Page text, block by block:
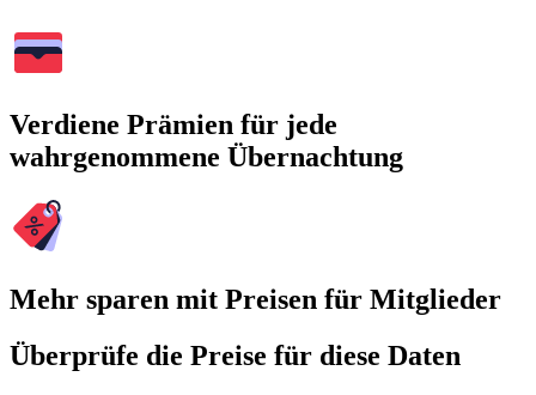
Verdiene Prämien für jede
wahrgenommene Übernachtung
Mehr sparen mit Preisen für Mitglieder
Überprüfe die Preise für diese Daten